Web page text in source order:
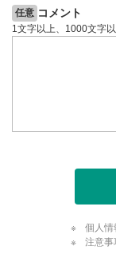
任意 コメント
1文字以上、1000文字
個人情
注意事